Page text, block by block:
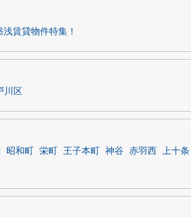
浅賃貸物件特集！
川区
昭和町 栄町 王子本町 神谷 赤羽西 上十条